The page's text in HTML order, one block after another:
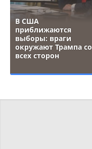
В США
приближаются
выборы: враги
окружают Трампа со
всех сторон